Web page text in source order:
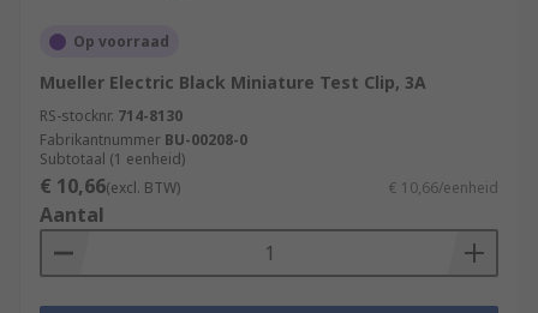
Op voorraad
Mueller Electric Black Miniature Test Clip, 3A
RS-stocknr. 714-8130
Fabrikantnummer BU-00208-0
Subtotaal (1 eenheid)
€ 10,66(excl. BTW) € 10,66/eenheid
Aantal